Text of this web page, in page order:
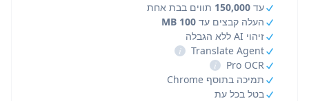
עד 150,000 תווים בבת אחת
העלה קבצים עד 100 MB
זיהוי AI ללא הגבלה
Translate Agent
i
Pro OCR
i
תמיכה בתוסף Chrome
בטל בכל עת